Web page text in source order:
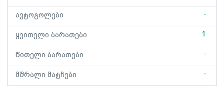
ავტოგოლები -
ყვითელი ბარათები 1
წითელი ბარათები -
მშრალი მატჩები -